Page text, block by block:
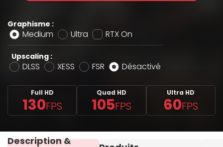
Graphisme :
Medium Ultra RTX On
Upscaling :
DLSS XESS FSR Désactivé
Full HD
130FPS
Quad HD
105FPS
Ultra HD
60FPS
Description &